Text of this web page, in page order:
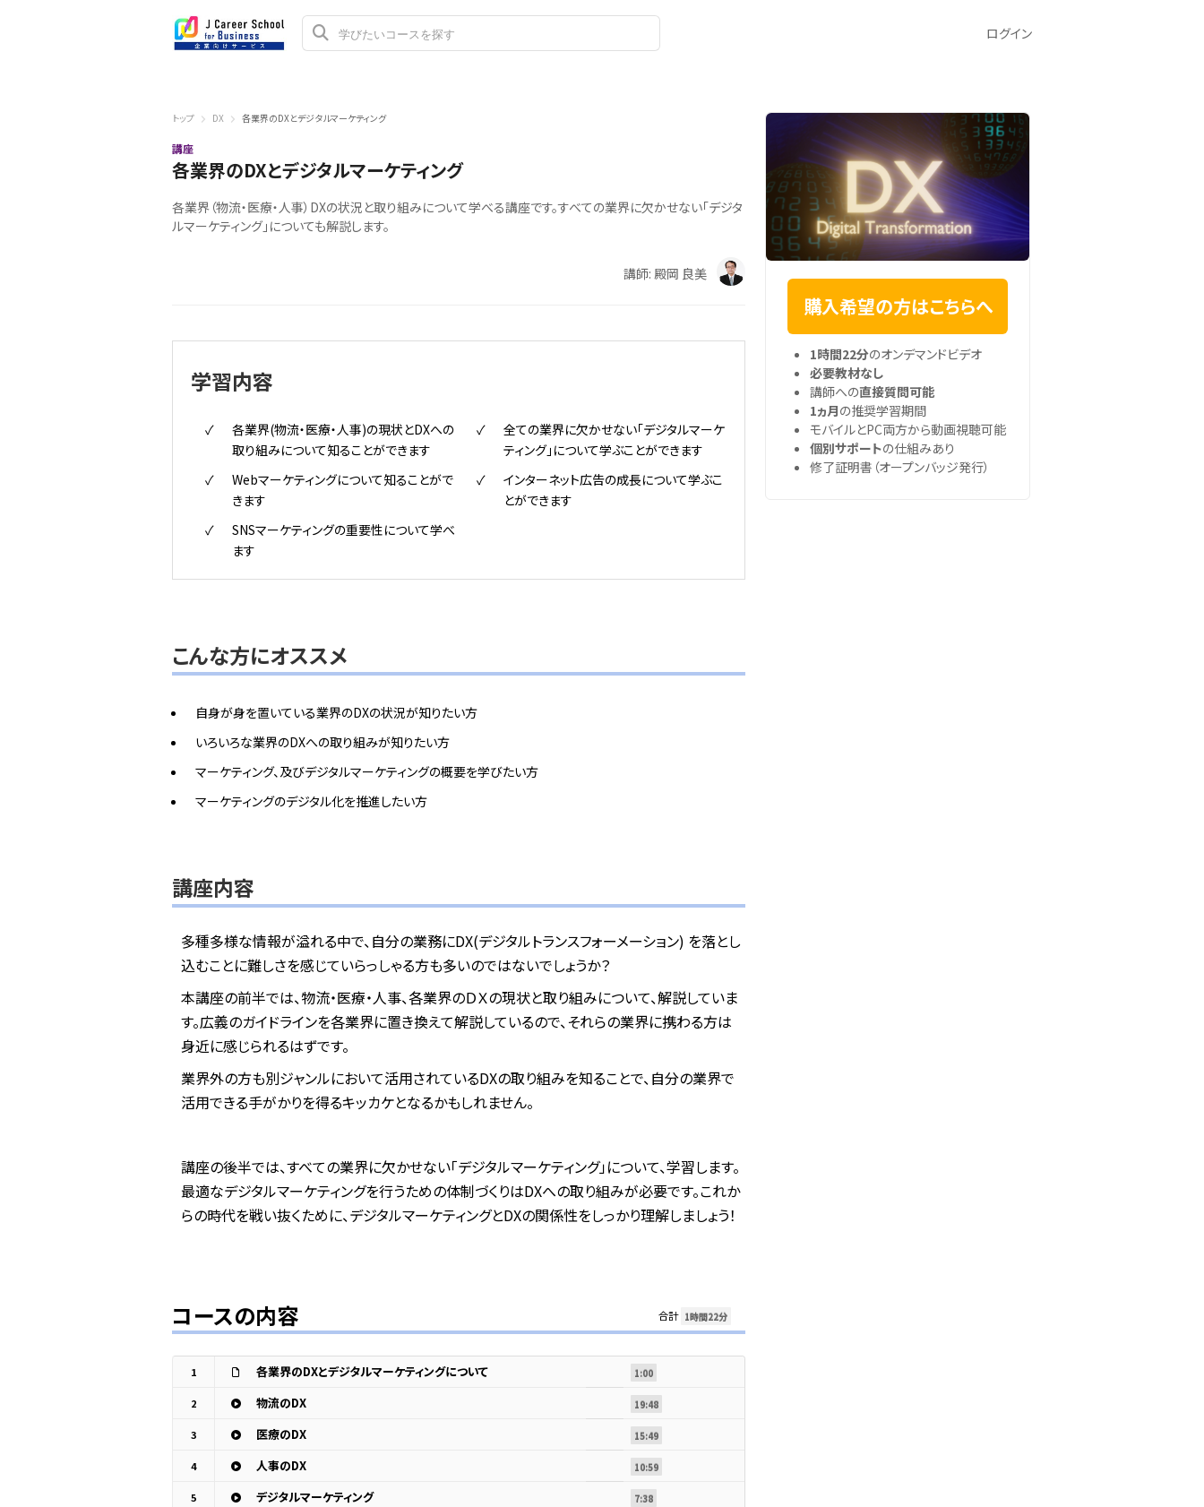
ログイン
トップ DX 各業界のDXとデジタルマーケティング
講座
各業界のDXとデジタルマーケティング
各業界（物流・医療・人事）DXの状況と取り組みについて学べる講座です。すべての業界に欠かせない「デジタ
ルマーケティング」についても解説します。
講師: 殿岡 良美
学習内容
各業界(物流・医療・人事)の現状とDXへの
取り組みについて知ることができます
全ての業界に欠かせない「デジタルマーケ
ティング」について学ぶことができます
Webマーケティングについて知ることがで
きます
インターネット広告の成長について学ぶこ
とができます
SNSマーケティングの重要性について学べ
ます
こんな方にオススメ
自身が身を置いている業界のDXの状況が知りたい方
いろいろな業界のDXへの取り組みが知りたい方
マーケティング、及びデジタルマーケティングの概要を学びたい方
マーケティングのデジタル化を推進したい方
講座内容
多種多様な情報が溢れる中で、自分の業務にDX(デジタルトランスフォーメーション) を落とし
込むことに難しさを感じていらっしゃる方も多いのではないでしょうか？
本講座の前半では、物流・医療・人事、各業界のＤＸの現状と取り組みについて、解説していま
す。広義のガイドラインを各業界に置き換えて解説しているので、それらの業界に携わる方は
身近に感じられるはずです。
業界外の方も別ジャンルにおいて活用されているDXの取り組みを知ることで、自分の業界で
活用できる手がかりを得るキッカケとなるかもしれません。
講座の後半では、すべての業界に欠かせない「デジタルマーケティング」について、学習します。
最適なデジタルマーケティングを行うための体制づくりはDXへの取り組みが必要です。これか
らの時代を戦い抜くために、デジタルマーケティングとDXの関係性をしっかり理解しましょう！
コースの内容 合計 1時間22分
1 各業界のDXとデジタルマーケティングについて 1:00
2 物流のDX 19:48
3 医療のDX 15:49
4 人事のDX 10:59
5 デジタルマーケティング 7:38
購入希望の方はこちらへ
1時間22分のオンデマンドビデオ
必要教材なし
講師への直接質問可能
1ヵ月の推奨学習期間
モバイルとPC両方から動画視聴可能
個別サポートの仕組みあり
修了証明書（オープンバッジ発行）